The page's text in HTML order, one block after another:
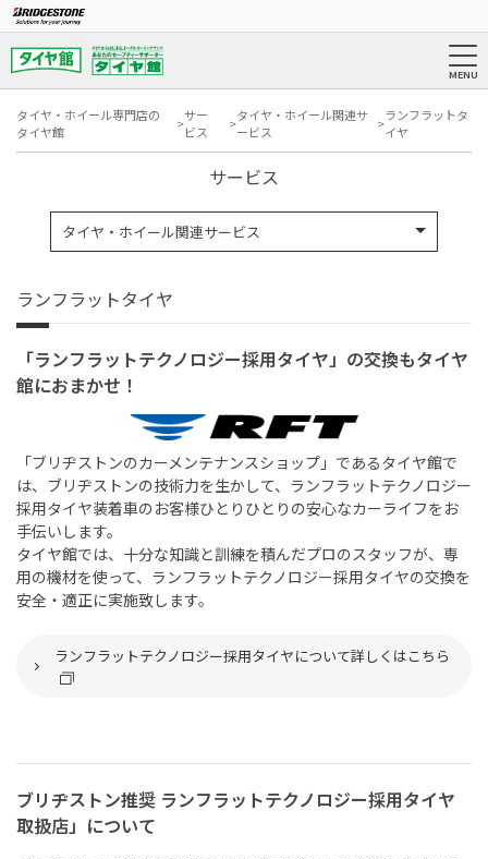
タイヤ・ホイール専門店の
タイヤ館
サー
ビス
タイヤ・ホイール関連サ
ービス
ランフラットタ
イヤ
サービス
タイヤ・ホイール関連サービス
ランフラットタイヤ
「ランフラットテクノロジー採用タイヤ」の交換もタイヤ
館におまかせ！
「ブリヂストンのカーメンテナンスショップ」であるタイヤ館で
は、ブリヂストンの技術力を生かして、ランフラットテクノロジー
採用タイヤ装着車のお客様ひとりひとりの安心なカーライフをお
手伝いします。
タイヤ館では、十分な知識と訓練を積んだプロのスタッフが、専
用の機材を使って、ランフラットテクノロジー採用タイヤの交換を
安全・適正に実施致します。
ランフラットテクノロジー採用タイヤについて詳しくはこちら
ブリヂストン推奨 ランフラットテクノロジー採用タイヤ
取扱店」について